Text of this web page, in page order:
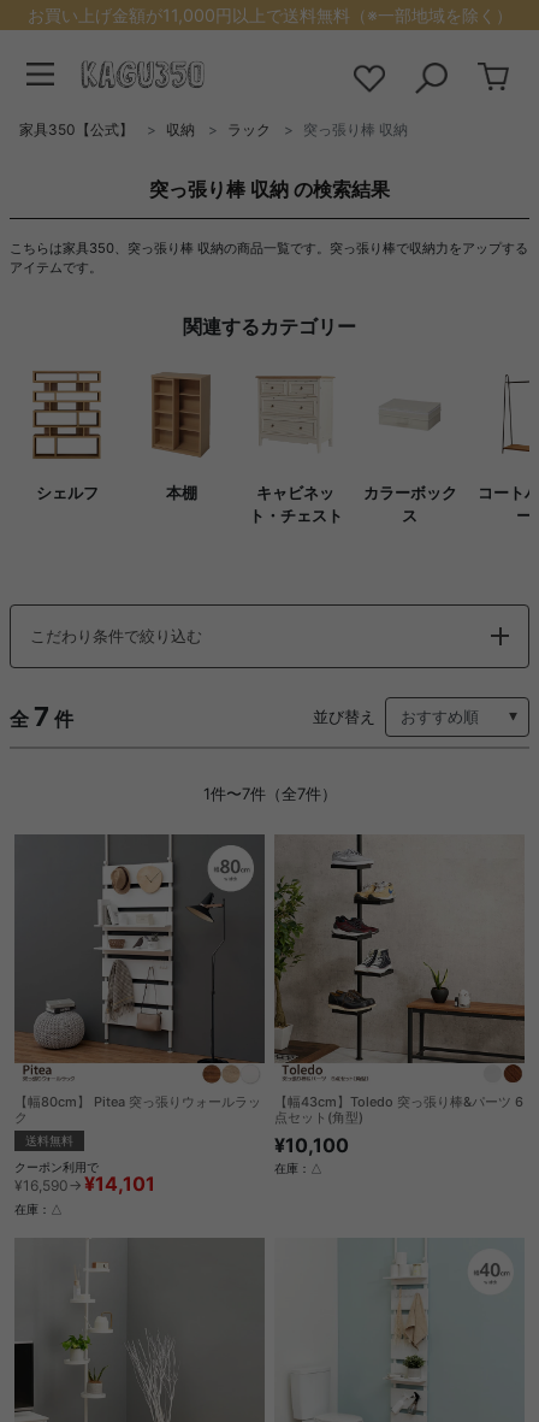
お買い上げ金額が11,000円以上で送料無料（※一部地域を除く）
家具350【公式】 収納 ラック 突っ張り棒 収納
突っ張り棒 収納 の検索結果
こちらは家具350、突っ張り棒 収納の商品一覧です。突っ張り棒で収納力をアップする
アイテムです。
関連するカテゴリー
シェルフ 本棚
キャビネッ
ト・チェスト
カラーボック
ス
コート
ー
こだわり条件で絞り込む
全 7 件 並び替え
1件〜7件（全7件）
【幅80cm】 Pitea 突っ張りウォールラッ
ク
送料無料
クーポン利用で
¥16,590→ ¥14,101
在庫：△
【幅43cm】Toledo 突っ張り棒&パーツ 6
点セット(角型)
¥10,100
在庫：△